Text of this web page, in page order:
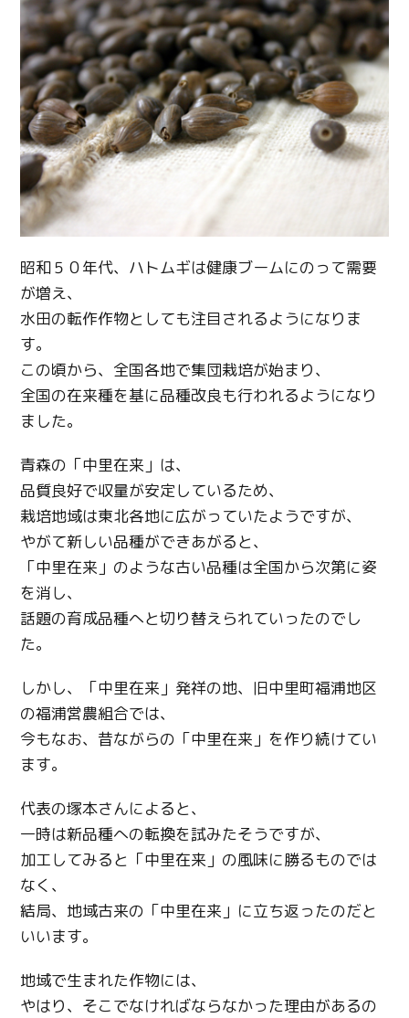
昭和５０年代、ハトムギは健康ブームにのって需要
が増え、
水田の転作作物としても注目されるようになりま
す。
この頃から、全国各地で集団栽培が始まり、
全国の在来種を基に品種改良も行われるようになり
ました。
青森の「中里在来」は、
品質良好で収量が安定しているため、
栽培地域は東北各地に広がっていたようですが、
やがて新しい品種ができあがると、
「中里在来」のような古い品種は全国から次第に姿
を消し、
話題の育成品種へと切り替えられていったのでし
た。
しかし、「中里在来」発祥の地、旧中里町福浦地区
の福浦営農組合では、
今もなお、昔ながらの「中里在来」を作り続けてい
ます。
代表の塚本さんによると、
一時は新品種への転換を試みたそうですが、
加工してみると「中里在来」の風味に勝るものでは
なく、
結局、地域古来の「中里在来」に立ち返ったのだと
いいます。
地域で生まれた作物には、
やはり、そこでなければならなかった理由があるの
Facebook
Line